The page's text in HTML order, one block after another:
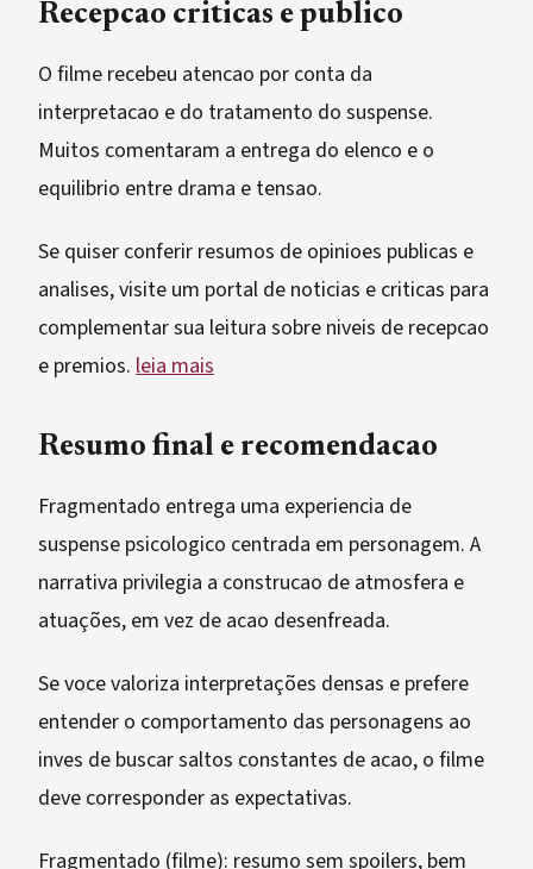
Recepcao criticas e publico
O filme recebeu atencao por conta da
interpretacao e do tratamento do suspense.
Muitos comentaram a entrega do elenco e o
equilibrio entre drama e tensao.
Se quiser conferir resumos de opinioes publicas e
analises, visite um portal de noticias e criticas para
complementar sua leitura sobre niveis de recepcao
e premios. leia mais
Resumo final e recomendacao
Fragmentado entrega uma experiencia de
suspense psicologico centrada em personagem. A
narrativa privilegia a construcao de atmosfera e
atuações, em vez de acao desenfreada.
Se voce valoriza interpretações densas e prefere
entender o comportamento das personagens ao
inves de buscar saltos constantes de acao, o filme
deve corresponder as expectativas.
Fragmentado (filme): resumo sem spoilers, bem